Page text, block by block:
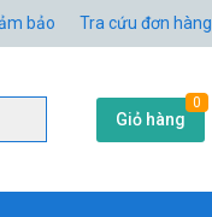
bảo Tra cứu đơn hàng
Giỏ hàng
0